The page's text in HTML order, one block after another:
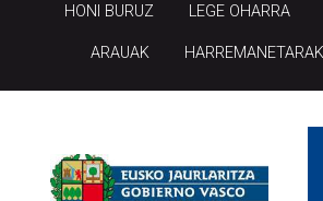
HONI BURUZ LEGE OHARRA
ARAUAK